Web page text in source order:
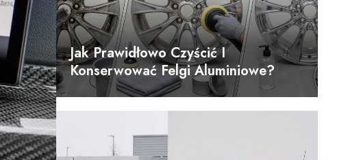
Jak Prawidłowo Czyścić I
Konserwować Felgi Aluminiowe?